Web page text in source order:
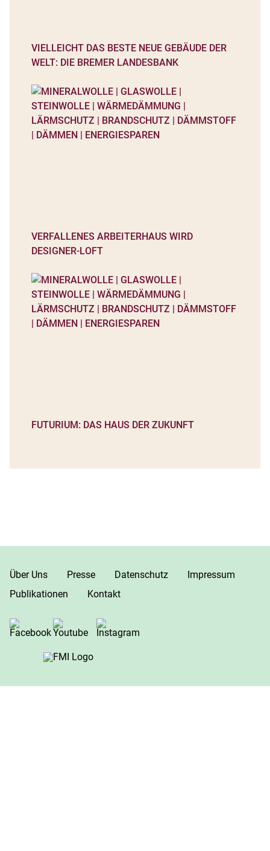
VIELLEICHT DAS BESTE NEUE GEBÄUDE DER
WELT: DIE BREMER LANDESBANK
VERFALLENES ARBEITERHAUS WIRD
DESIGNER-LOFT
FUTURIUM: DAS HAUS DER ZUKUNFT
Über Uns Presse Datenschutz
Impressum
Publikationen
Kontakt